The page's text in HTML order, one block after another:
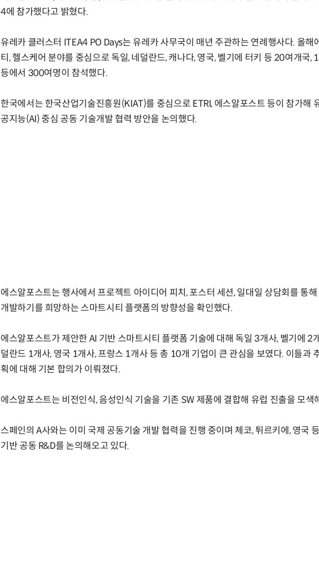
4에 참가했다고 밝혔다.
유레카 클러스터 ITEA4 PO Days는 유레카 사무국이 매년 주관하는 연례행사다. 올해
티, 헬스케어 분야를 중심으로 독일, 네덜란드, 캐나다, 영국, 벨기에 터키 등 20여개국,
등에서 300여명이 참석했다.
한국에서는 한국산업기술진흥원(KIAT)를 중심으로 ETRI, 에스알포스트 등이 참가해
공지능(AI) 중심 공동 기술개발 협력 방안을 논의했다.
에스알포스트는 행사에서 프로젝트 아이디어 피치, 포스터 세션, 일대일 상담회를 통
개발하기를 희망하는 스마트시티 플랫폼의 방향성을 확인했다.
에스알포스트가 제안한 AI 기반 스마트시티 플랫폼 기술에 대해 독일 3개사, 벨기에 2
덜란드 1개사, 영국 1개사, 프랑스 1개사 등 총 10개 기업이 큰 관심을 보였다. 이들과
획에 대해 기본 합의가 이뤄졌다.
에스알포스트는 비전인식, 음성인식 기술을 기존 SW 제품에 결합해 유럽 진출을 모색
스페인의 A사와는 이미 국제 공동기술 개발 협력을 진행 중이며 체코, 튀르키에, 영국
기반 공동 R&D를 논의해오고 있다.